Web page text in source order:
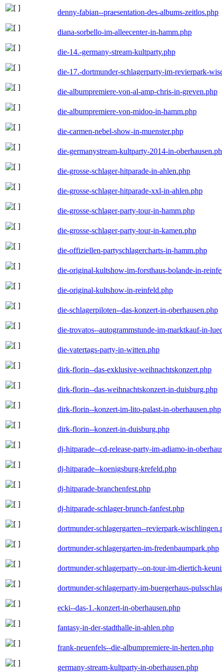
denny-fabian--praesentation-des-albums-zeitlos.php
diana-sorbello-im-alleecenter-in-hamm.php
die-14.-germany-stream-kultparty.php
die-17.-dortmunder-schlagerparty-im-revierpark-
die-albumpremiere-von-al-amp-chris-in-greven.php
die-albumpremiere-von-midoo-in-hamm.php
die-carmen-nebel-show-in-muenster.php
die-germanystream-kultparty-2014-in-
die-grosse-schlager-hitparade-in-ahlen.php
die-grosse-schlager-hitparade-xxl-in-ahlen.php
die-grosse-schlager-party-tour-in-hamm.php
die-grosse-schlager-party-tour-in-kamen.php
die-offiziellen-partyschlagercharts-in-hamm.php
die-original-kultshow-im-forsthaus-bolande-in-
die-original-kultshow-in-reinfeld.php
die-schlagerpiloten--das-konzert-in-oberhausen.php
die-trovatos--autogrammstunde-im-marktkauf-in-
die-vatertags-party-in-witten.php
dirk-florin--das-exklusive-weihnachtskonzert.php
dirk-florin--das-weihnachtskonzert-in-duisburg.php
dirk-florin--konzert-im-lito-palast-in-oberhausen.php
dirk-florin--konzert-in-duisburg.php
dj-hitparade--cd-release-party-im-adiamo-in-
dj-hitparade--koenigsburg-krefeld.php
dj-hitparade-branchenfest.php
dj-hitparade-schlager-brunch-fanfest.php
dortmunder-schlagergarten--revierpark-
dortmunder-schlagergarten-im-fredenbaumpark.php
dortmunder-schlagerparty--on-tour-im-diertich-
dortmunder-schlagerparty-im-buergerhaus-
ecki--das-1.-konzert-in-oberhausen.php
fantasy-in-der-stadthalle-in-ahlen.php
frank-neuenfels--die-albumpremiere-in-herten.php
germany-stream-kultparty-in-oberhausen.php